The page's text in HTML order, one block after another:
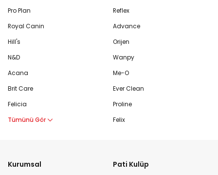
Pro Plan
Royal Canin
Hill's
N&D
Acana
Brit Care
Felicia
Tümünü Gör
Reflex
Advance
Orijen
Wanpy
Me-O
Ever Clean
Proline
Felix
Kurumsal Pati Kulüp